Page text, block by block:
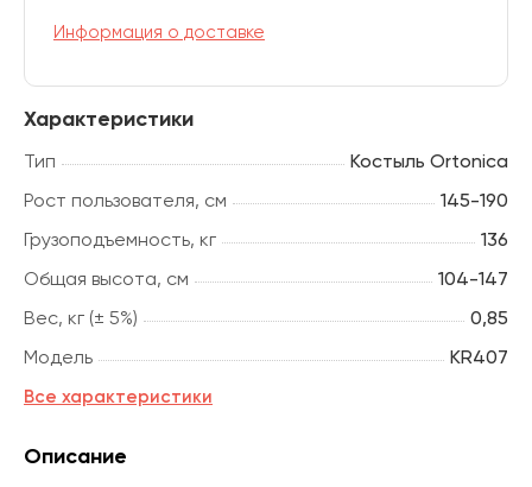
Характеристики
Тип
Костыль Ortonica
Рост пользователя, см
145-190
Грузоподъемность, кг
136
Общая высота, см
104-147
Вес, кг (± 5%)
0,85
Модель
KR407
Все характеристики
Информация о доставке
Описание